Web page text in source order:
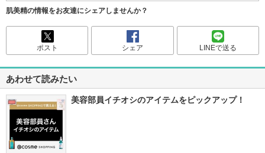
肌美精の情報をお友達にシェアしませんか？
ポスト シェア LINEで送る
あわせて読みたい
美容部員イチオシのアイテムをピックアップ！